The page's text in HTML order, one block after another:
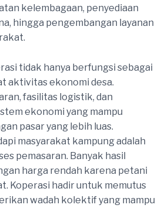
kelembagaan, penyediaan
hingga pengembangan layanan
tidak hanya berfungsi sebagai
aktivitas ekonomi desa.
fasilitas logistik, dan
ekonomi yang mampu
pasar yang lebih luas.
masyarakat kampung adalah
pemasaran. Banyak hasil
harga rendah karena petani
Koperasi hadir untuk memutus
wadah kolektif yang mampu